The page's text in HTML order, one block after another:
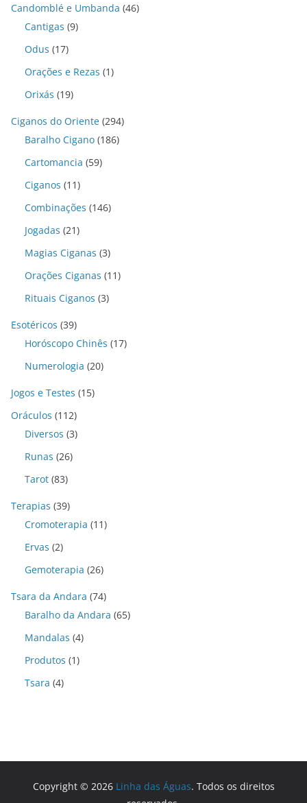
Candomblé e Umbanda (46)
Cantigas (9)
Odus (17)
Orações e Rezas (1)
Orixás (19)
Ciganos do Oriente (294)
Baralho Cigano (186)
Cartomancia (59)
Ciganos (11)
Combinações (146)
Jogadas (21)
Magias Ciganas (3)
Orações Ciganas (11)
Rituais Ciganos (3)
Esotéricos (39)
Horóscopo Chinês (17)
Numerologia (20)
Jogos e Testes (15)
Oráculos (112)
Diversos (3)
Runas (26)
Tarot (83)
Terapias (39)
Cromoterapia (11)
Ervas (2)
Gemoterapia (26)
Tsara da Andara (74)
Baralho da Andara (65)
Mandalas (4)
Produtos (1)
Tsara (4)
Copyright © 2026 Linha das Águas. Todos os direitos